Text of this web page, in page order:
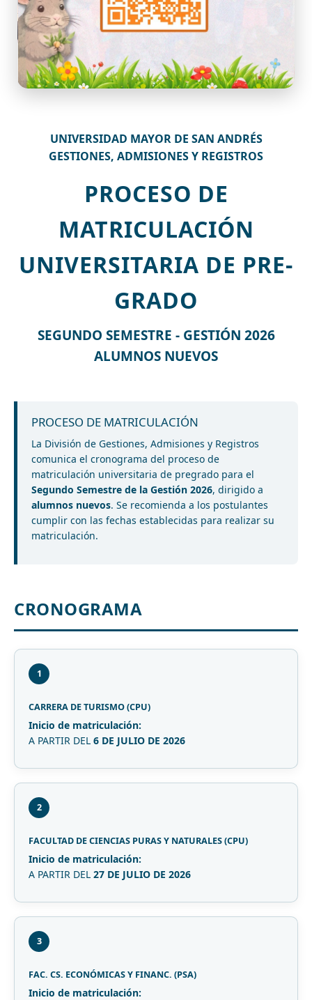
UNIVERSIDAD MAYOR DE SAN ANDRÉS
GESTIONES, ADMISIONES Y REGISTROS
PROCESO DE
MATRICULACIÓN
UNIVERSITARIA DE PRE-
GRADO
SEGUNDO SEMESTRE - GESTIÓN 2026
ALUMNOS NUEVOS
PROCESO DE MATRICULACIÓN
La División de Gestiones, Admisiones y Registros
comunica el cronograma del proceso de
matriculación universitaria de pregrado para el
Segundo Semestre de la Gestión 2026, dirigido a
alumnos nuevos. Se recomienda a los postulantes
cumplir con las fechas establecidas para realizar su
matriculación.
CRONOGRAMA
1
CARRERA DE TURISMO (CPU)
Inicio de matriculación:
A PARTIR DEL 6 DE JULIO DE 2026
2
FACULTAD DE CIENCIAS PURAS Y NATURALES (CPU)
Inicio de matriculación:
A PARTIR DEL 27 DE JULIO DE 2026
3
FAC. CS. ECONÓMICAS Y FINANC. (PSA)
Inicio de matriculación: